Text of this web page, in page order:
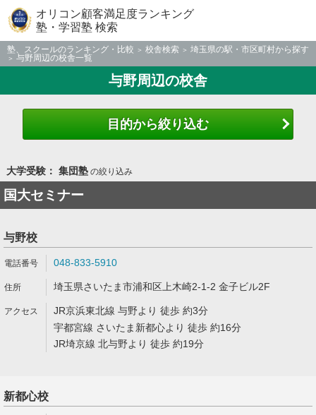
オリコン顧客満足度ランキング
塾・学習塾 検索
塾、スクールのランキング・比較 校舎検索
埼玉県の駅・市区町村から探す
与野周辺の校舎一覧
与野周辺の校舎
目的から絞り込む
大学受験： 集団塾の絞り込み
国大セミナー
与野校
048-833-5910
埼玉県さいたま市浦和区上木崎2-1-2 金子ビル2F
JR京浜東北線 与野より 徒歩 約3分
宇都宮線 さいたま新都心より 徒歩 約16分
JR埼京線 北与野より 徒歩 約19分
新都心校